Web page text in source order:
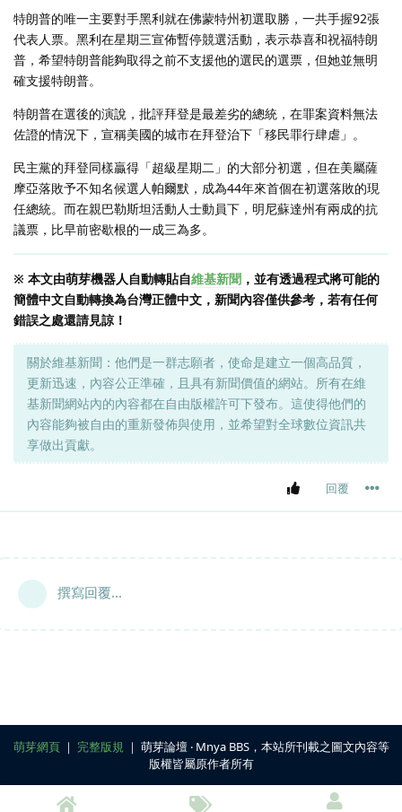
特朗普的唯一主要對手黑利就在佛蒙特州初選取勝，一共手握92張
代表人票。黑利在星期三宣佈暫停競選活動，表示恭喜和祝福特朗
普，希望特朗普能夠取得之前不支援他的選民的選票，但她並無明
確支援特朗普。
特朗普在選後的演說，批評拜登是最差劣的總統，在罪案資料無法
佐證的情況下，宣稱美國的城市在拜登治下「移民罪行肆虐」。
民主黨的拜登同樣贏得「超級星期二」的大部分初選，但在美屬薩
摩亞落敗予不知名候選人帕爾默，成為44年來首個在初選落敗的現
任總統。而在親巴勒斯坦活動人士動員下，明尼蘇達州有兩成的抗
議票，比早前密歇根的一成三為多。
※ 本文由萌芽機器人自動轉貼自維基新聞 ，並有透過程式將可能的
簡體中文自動轉換為台灣正體中文，新聞內容僅供參考，若有任何
錯誤之處還請見諒！
關於維基新聞：他們是一群志願者，使命是建立一個高品質，
更新迅速，內容公正準確，且具有新聞價值的網站。所有在維
基新聞網站內的內容都在自由版權許可下發布。這使得他們的
內容能夠被自由的重新發佈與使用，並希望對全球數位資訊共
享做出貢獻。
回覆
撰寫回覆...
萌芽網頁｜ 完整版規 ｜ 萌芽論壇 ‧ Mnya BBS，本站所刊載之圖文內容等
版權皆屬原作者所有